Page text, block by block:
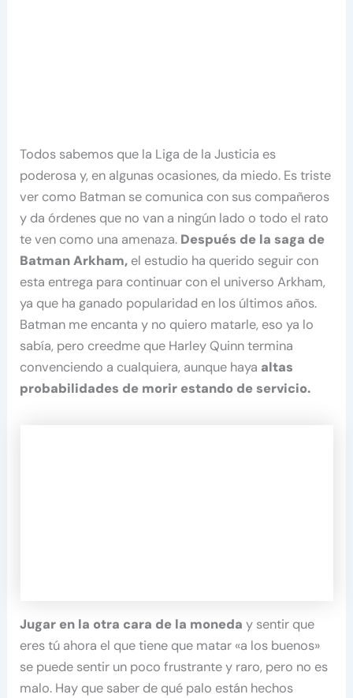
Todos sabemos que la Liga de la Justicia es
poderosa y, en algunas ocasiones, da miedo. Es triste
ver como Batman se comunica con sus compañeros
y da órdenes que no van a ningún lado o todo el rato
te ven como una amenaza. Después de la saga de
Batman Arkham, el estudio ha querido seguir con
esta entrega para continuar con el universo Arkham,
ya que ha ganado popularidad en los últimos años.
Batman me encanta y no quiero matarle, eso ya lo
sabía, pero creedme que Harley Quinn termina
convenciendo a cualquiera, aunque haya altas
probabilidades de morir estando de servicio.
Jugar en la otra cara de la moneda y sentir que
eres tú ahora el que tiene que matar «a los buenos»
se puede sentir un poco frustrante y raro, pero no es
malo. Hay que saber de qué palo están hechos